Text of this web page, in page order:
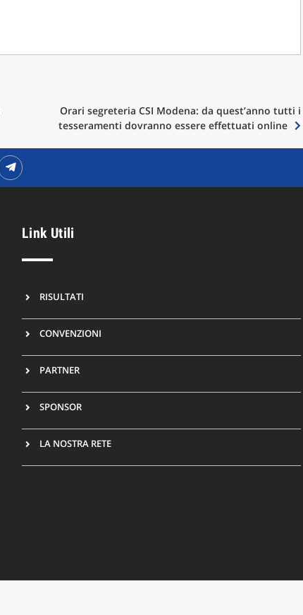
Orari segreteria CSI Modena: da quest’anno tutti i
tesseramenti dovranno essere effettuati online
Link Utili
RISULTATI
CONVENZIONI
PARTNER
SPONSOR
LA NOSTRA RETE